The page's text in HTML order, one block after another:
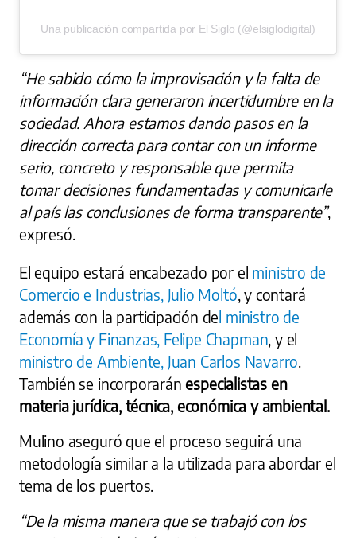
Una publicación compartida por El Siglo (@elsiglodigital)
“He sabido cómo la improvisación y la falta de
información clara generaron incertidumbre en la
sociedad. Ahora estamos dando pasos en la
dirección correcta para contar con un informe
serio, concreto y responsable que permita
tomar decisiones fundamentadas y comunicarle
al país las conclusiones de forma transparente”,
expresó.
El equipo estará encabezado por el ministro de
Comercio e Industrias, Julio Moltó , y contará
además con la participación del ministro de
Economía y Finanzas, Felipe Chapman , y el
ministro de Ambiente, Juan Carlos Navarro
También se incorporarán especialistas en
materia jurídica, técnica, económica y ambiental.
Mulino aseguró que el proceso seguirá una
metodología similar a la utilizada para abordar el
tema de los puertos.
“De la misma manera que se trabajó con los